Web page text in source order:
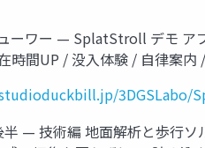
ーワー — SplatStroll デモ
時間UP / 没入体験 / 自律案
3DGSLabo/
半 — 技術編 地面解析と歩行